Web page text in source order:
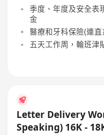
季度、年度及安全表
金
醫療和牙科保險(連
五天工作周，輪班津
Letter Delivery
Speaking) 16K -